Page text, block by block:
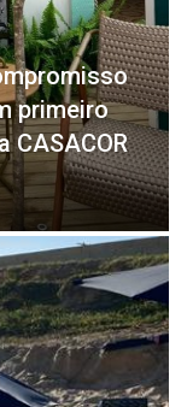
primeiro
CASACOR